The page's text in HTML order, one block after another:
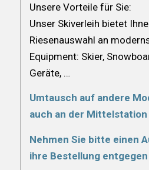
Unsere Vorteile für Sie:
Unser Skiverleih bietet
Riesenauswahl an
Equipment: Skier,
Geräte, …
Umtausch auf andere
auch an der
Nehmen Sie bitte einen
ihre Bestellung